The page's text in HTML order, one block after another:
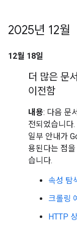
2025년 12월
12월 18일
더 많은 문
이전함
내용: 다음 문
전되었습니다
일부 안내가
용된다는 점
습니다.
속성 탐
크롤링
HTTP